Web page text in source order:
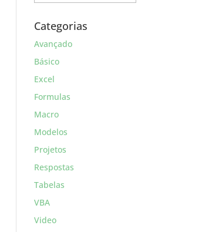
Categorias
Avançado
Básico
Excel
Formulas
Macro
Modelos
Projetos
Respostas
Tabelas
VBA
Video